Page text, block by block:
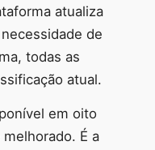
atualiza
de
todas as
atual.
em oito
É a